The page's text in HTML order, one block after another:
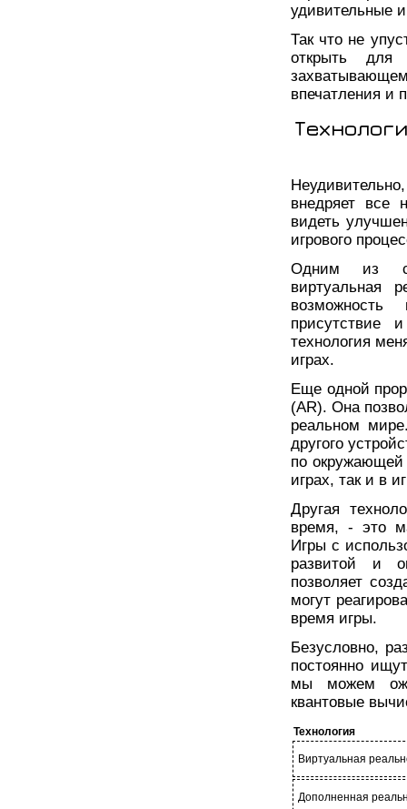
удивительные
Так что не
открыть для
впечатления и
внедряет
видеть
игрового
Одним из
виртуальная
присутствие
технология
играх.
Еще одной
(AR). Она
реальном
другого
по окружающей
играх, так и в
Другая
время, - это
Игры с
развитой и
позволяет
могут
время игры.
Безусловно,
постоянно
мы можем
квантовые
Технология
Виртуальная
Дополненная